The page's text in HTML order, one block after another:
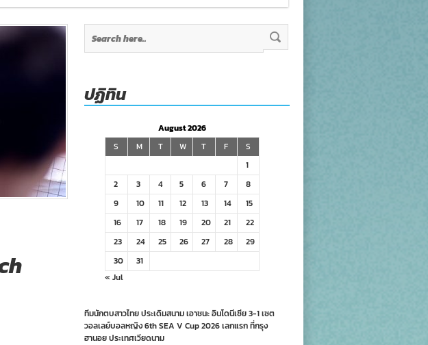
ปฏิทิน
August 2026
S
M T W T F
S
1
2
3 4 5 6 7
8
9
10 11 12 13 14
15
16
17 18 19 20 21
22
23
24 25 26 27 28
29
30
31
« Jul
ทีมนักตบสาวไทย ประเดิมสนาม เอาชนะ อินโดนีเซีย 3-1 เซต
วอลเลย์บอลหญิง 6th SEA V Cup 2026 เลกแรก ที่กรุง
ฮานอย ประเทศเวียดนาม